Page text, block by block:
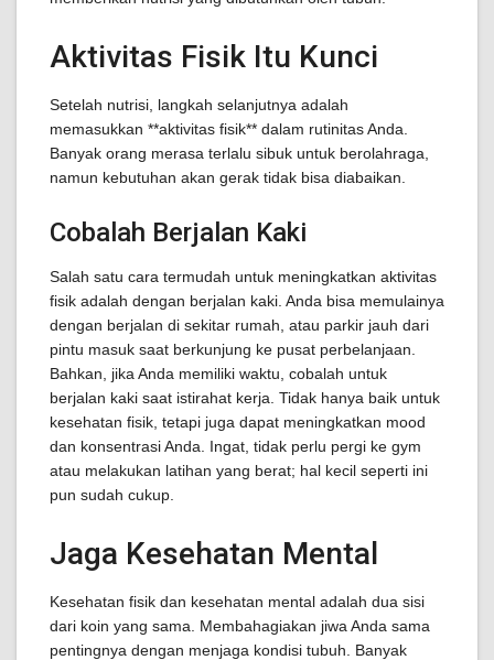
Aktivitas Fisik Itu Kunci
Setelah nutrisi, langkah selanjutnya adalah
memasukkan **aktivitas fisik** dalam rutinitas Anda.
Banyak orang merasa terlalu sibuk untuk berolahraga,
namun kebutuhan akan gerak tidak bisa diabaikan.
Cobalah Berjalan Kaki
Salah satu cara termudah untuk meningkatkan aktivitas
fisik adalah dengan berjalan kaki. Anda bisa memulainya
dengan berjalan di sekitar rumah, atau parkir jauh dari
pintu masuk saat berkunjung ke pusat perbelanjaan.
Bahkan, jika Anda memiliki waktu, cobalah untuk
berjalan kaki saat istirahat kerja. Tidak hanya baik untuk
kesehatan fisik, tetapi juga dapat meningkatkan mood
dan konsentrasi Anda. Ingat, tidak perlu pergi ke gym
atau melakukan latihan yang berat; hal kecil seperti ini
pun sudah cukup.
Jaga Kesehatan Mental
Kesehatan fisik dan kesehatan mental adalah dua sisi
dari koin yang sama. Membahagiakan jiwa Anda sama
pentingnya dengan menjaga kondisi tubuh. Banyak